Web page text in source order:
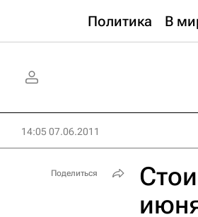
Политика В
14:05 07.06.2011
Поделиться